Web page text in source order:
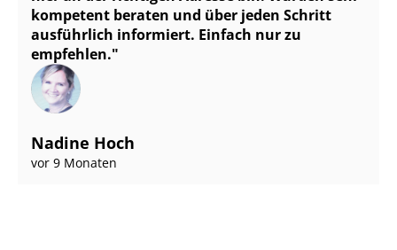
kompetent beraten und über jeden Schritt
ausführlich informiert. Einfach nur zu
empfehlen.
Nadine Hoch
vor 9 Monaten